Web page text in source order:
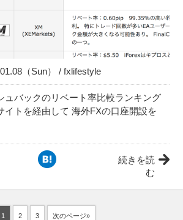
（Sun） / fxlifestyle
ュバックのリベート率比較ランキング
イトを経由して 海外FXの口座開設を
続きを読
む
1 2 3 次のページ»